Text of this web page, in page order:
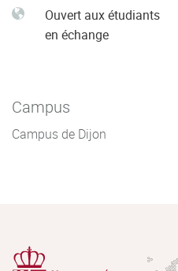
Ouvert aux étudiants
en échange
Campus
Campus de Dijon